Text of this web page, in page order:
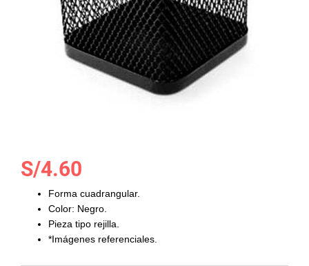
Saltar
comienzo
S/4.60
Forma cuadrangular.
Color: Negro.
Pieza tipo rejilla.
*Imágenes referenciales.